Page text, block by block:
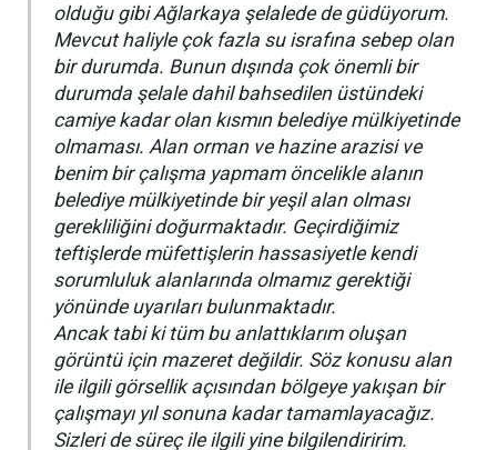
olduğu gibi Ağlarkaya şelalede de güdüyorum.
Mevcut haliyle çok fazla su israfına sebep olan
bir durumda. Bunun dışında çok önemli bir
durumda şelale dahil bahsedilen üstündeki
camiye kadar olan kısmın belediye mülkiyetinde
olmaması. Alan orman ve hazine arazisi ve
benim bir çalışma yapmam öncelikle alanın
belediye mülkiyetinde bir yeşil alan olması
gerekliliğini doğurmaktadır. Geçirdiğimiz
teftişlerde müfettişlerin hassasiyetle kendi
sorumluluk alanlarında olmamız gerektiği
yönünde uyarıları bulunmaktadır.
Ancak tabi ki tüm bu anlattıklarım oluşan
görüntü için mazeret değildir. Söz konusu alan
ile ilgili görsellik açısından bölgeye yakışan bir
çalışmayı yıl sonuna kadar tamamlayacağız.
Sizleri de süreç ile ilgili yine bilgilendiririm.